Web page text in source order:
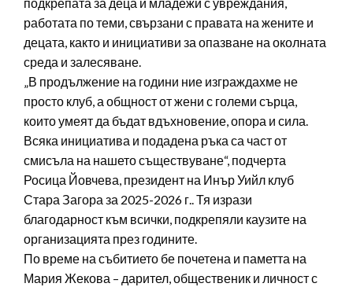
работата по теми, свързани с правата на жените и
децата, както и инициативи за опазване на околната
среда и залесяване.
„В продължение на години ние изграждахме не
просто клуб, а общност от жени с големи сърца,
които умеят да бъдат вдъхновение, опора и сила.
Всяка инициатива и подадена ръка са част от
смисъла на нашето съществуване“, подчерта
Росица Йовчева, президент на Инър Уийл клуб
Стара Загора за 2025-2026 г.. Тя изрази
благодарност към всички, подкрепяли каузите на
организацията през годините.
По време на събитието бе почетена и паметта на
Мария Жекова – дарител, общественик и личност с